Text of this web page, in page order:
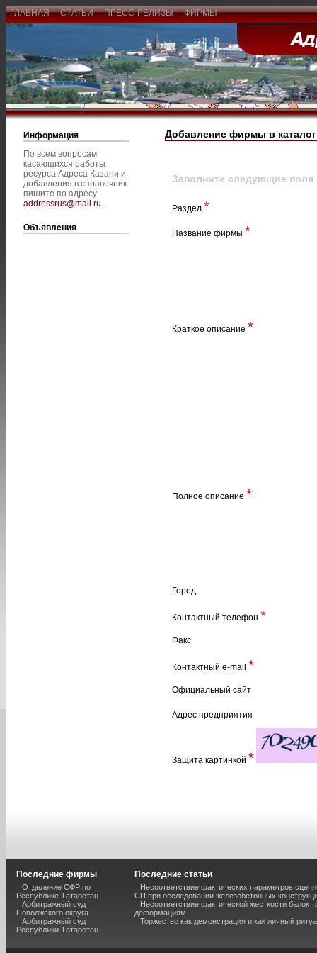
ГЛАВНАЯ СТАТЬИ ПРЕСС-РЕЛИЗЫ ФИРМЫ
Информация
По всем вопросам
касающихся работы
ресурса Адреса Казани и
добавления в справочник
пишите по адресу
addressrus@mail.ru.
Объявления
Добавление фирмы в каталог
Заполните следующие поля
Раздел *
Название фирмы *
Краткое описание *
Полное описание *
Город
Контактный телефон *
Факс
Контактный e-mail *
Официальный сайт
Адрес предприятия
Защита картинкой *
Последние фирмы
Отделение СФР по
Республике Татарстан
Арбитражный суд
Поволжского округа
Арбитражный суд
Республики Татарстан
Последние статьи
Несоответствие фактических параметров
СП при обследовании железобетонных
Несоответствие фактической жесткости
деформациям
Торжество как демонстрация и как личный